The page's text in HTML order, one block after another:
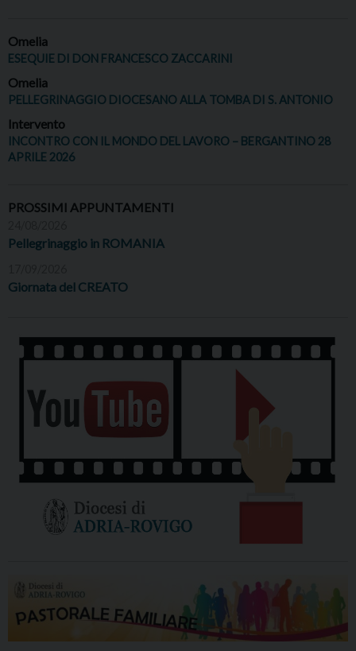
Omelia
ESEQUIE DI DON FRANCESCO ZACCARINI
Omelia
PELLEGRINAGGIO DIOCESANO ALLA TOMBA DI S. ANTONIO
Intervento
INCONTRO CON IL MONDO DEL LAVORO – BERGANTINO 28
APRILE 2026
PROSSIMI APPUNTAMENTI
Pellegrinaggio in ROMANIA
Giornata del CREATO